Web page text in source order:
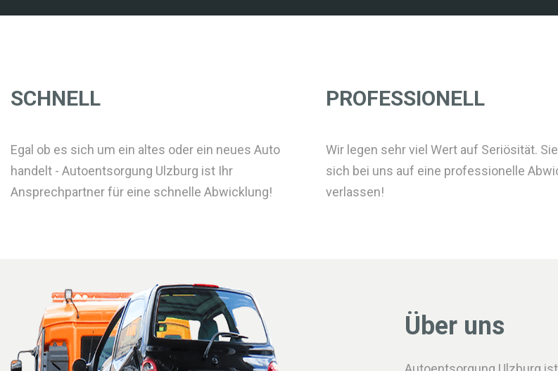
SCHNELL
Egal ob es sich um ein altes oder ein neues Auto
handelt - Autoentsorgung Ulzburg ist Ihr
Ansprechpartner für eine schnelle Abwicklung!
PROFESSIONELL
Wir legen sehr viel Wert auf Seriösität.
sich bei uns auf eine professionelle
verlassen!
Über uns